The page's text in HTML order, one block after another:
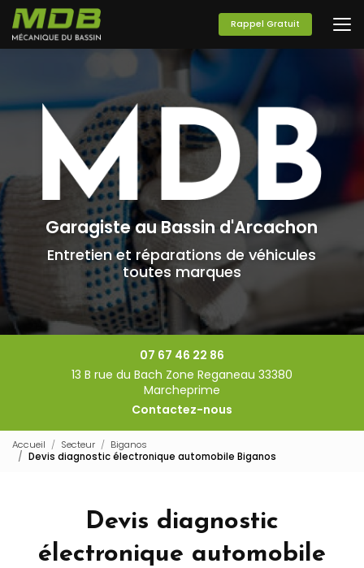
Aller
au
contenu
principal
Rappel Gratuit
Garagiste au Bassin d'Arcachon
Entretien et réparations de véhicules
toutes marques
07 67 46 22 86
13 B rue du Bach Zone Reganeau 33380
Marcheprime
Contactez-nous
Accueil Secteur
Biganos
Devis diagnostic électronique automobile Biganos
Devis diagnostic
électronique automobile